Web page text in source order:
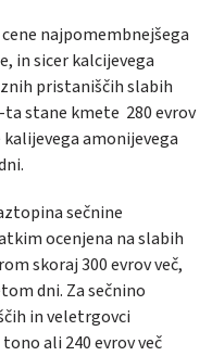
najpomembnejšega
in sicer kalcijevega
pristaniščih slabih
stane kmete 280 evrov
amonijevega
sečnine
ocenjena na slabih
skoraj 300 evrov več,
dni. Za sečnino
in veletrgovci
ali 240 evrov več